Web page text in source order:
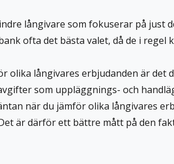
långivare som fokuserar på just
ofta det bästa valet, då de i regel
olika långivares erbjudanden är
som uppläggnings- och
när du jämför olika långivares
är därför ett bättre mått på den